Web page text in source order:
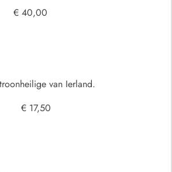
€ 40,00
van Ierland.
€ 17,50